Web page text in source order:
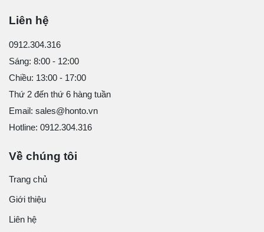
Liên hệ
0912.304.316
Sáng: 8:00 - 12:00
Chiều: 13:00 - 17:00
Thứ 2 đến thứ 6 hàng tuần
Email: sales@honto.vn
Hotline: 0912.304.316
Về chúng tôi
Trang chủ
Giới thiệu
Liên hệ